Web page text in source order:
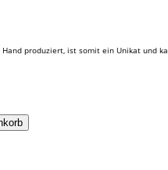
produziert, ist somit ein Unikat und